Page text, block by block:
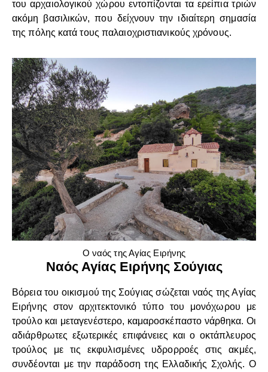
του αρχαιολογικού χώρου εντοπίζονται τα ερείπια τριών
ακόμη βασιλικών, που δείχνουν την ιδιαίτερη σημασία
της πόλης κατά τους παλαιοχριστιανικούς χρόνους.
Ο ναός της Αγίας Ειρήνης
Ναός Αγίας Ειρήνης Σούγιας
Βόρεια του οικισμού της Σούγιας σώζεται ναός της Αγίας
Ειρήνης στον αρχιτεκτονικό τύπο του μονόχωρου με
τρούλο και μεταγενέστερο, καμαροσκέπαστο νάρθηκα. Οι
αδιάρθρωτες εξωτερικές επιφάνειες και ο οκτάπλευρος
τρούλος με τις εκφυλισμένες υδρορροές στις ακμές,
συνδέονται με την παράδοση της Ελλαδικής Σχολής. Ο